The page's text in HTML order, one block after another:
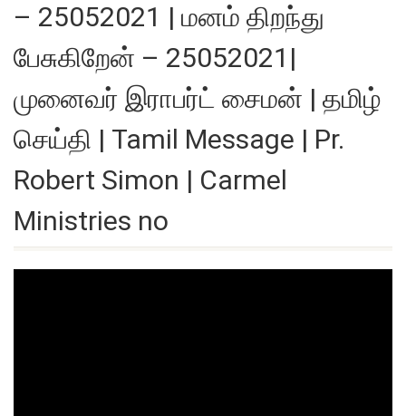
– 25052021 | மனம் திறந்து
பேசுகிறேன் – 25052021|
முனைவர் இராபர்ட் சைமன் | தமிழ்
செய்தி | Tamil Message | Pr.
Robert Simon | Carmel
Ministries no